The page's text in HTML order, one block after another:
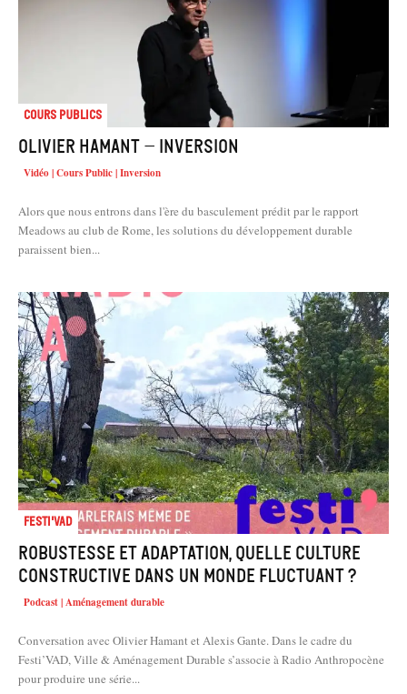
Cours Publics
Olivier HAMANT – Inversion
Vidéo | Cours Public | Inversion
Alors que nous entrons dans l'ère du basculement prédit par le rapport
Meadows au club de Rome, les solutions du développement durable
paraissent bien...
Festi'VAD
Robustesse et adaptation, quelle culture
constructive dans un monde fluctuant ?
Podcast | Aménagement durable
Conversation avec Olivier Hamant et Alexis Gante. Dans le cadre du
Festi’VAD, Ville & Aménagement Durable s’associe à Radio Anthropocène
pour produire une série...